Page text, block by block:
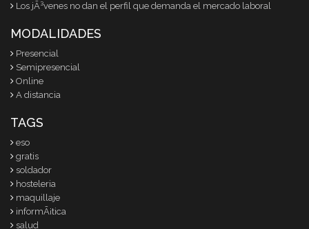
Los jÃ³venes no dan el perfil que demanda el mercado laboral
MODALIDADES
Presencial
Semipresencial
Online
A distancia
TAGS
eso
gratis
soldador
hosteleria
maquillaje
informÃ¡tica
salud